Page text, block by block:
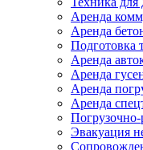
Аренда
Аренда
Подготовка
Аренда
Аренда
Аренда
Аренда
Погрузочно-
Эвакуация